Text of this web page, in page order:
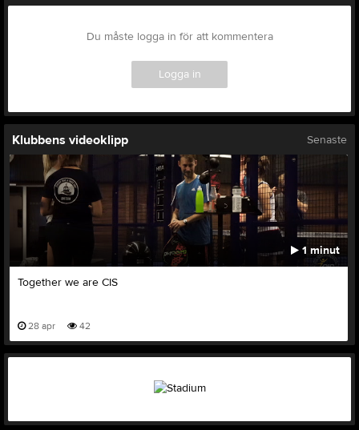
Du måste logga in för att kommentera
Logga in
Klubbens videoklipp Senaste
1 minut
Together we are CIS
28 apr 42